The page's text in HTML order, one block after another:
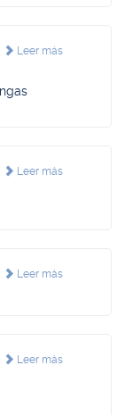
Leer más
Leer más
Leer más
Leer más